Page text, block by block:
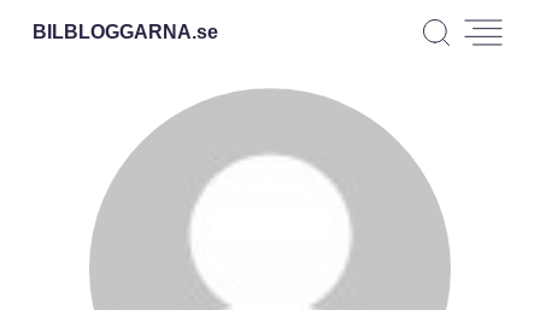
BILBLOGGARNA.se